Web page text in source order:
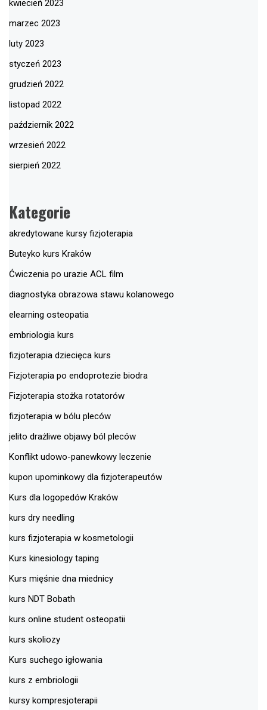
kwiecień 2023
marzec 2023
luty 2023
styczeń 2023
grudzień 2022
listopad 2022
październik 2022
wrzesień 2022
sierpień 2022
Kategorie
akredytowane kursy fizjoterapia
Buteyko kurs Kraków
Ćwiczenia po urazie ACL film
diagnostyka obrazowa stawu kolanowego
elearning osteopatia
embriologia kurs
fizjoterapia dziecięca kurs
Fizjoterapia po endoprotezie biodra
Fizjoterapia stożka rotatorów
fizjoterapia w bólu pleców
jelito drażliwe objawy ból pleców
Konflikt udowo-panewkowy leczenie
kupon upominkowy dla fizjoterapeutów
Kurs dla logopedów Kraków
kurs dry needling
kurs fizjoterapia w kosmetologii
Kurs kinesiology taping
Kurs mięśnie dna miednicy
kurs NDT Bobath
kurs online student osteopatii
kurs skoliozy
Kurs suchego igłowania
kurs z embriologii
kursy kompresjoterapii